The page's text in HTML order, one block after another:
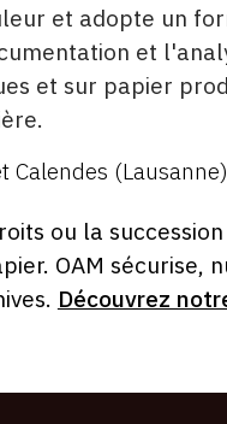
et adopte un
et
et sur papier
Calendes (Lausanne)
ou la
OAM sécurise,
Découvrez